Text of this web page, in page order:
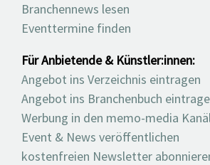
Branchennews lesen
Eventtermine finden
Für Anbietende & Künstler:innen:
Angebot ins Verzeichnis eintragen
Angebot ins Branchenbuch
Werbung in den memo-media
Event & News veröffentlichen
kostenfreien Newsletter